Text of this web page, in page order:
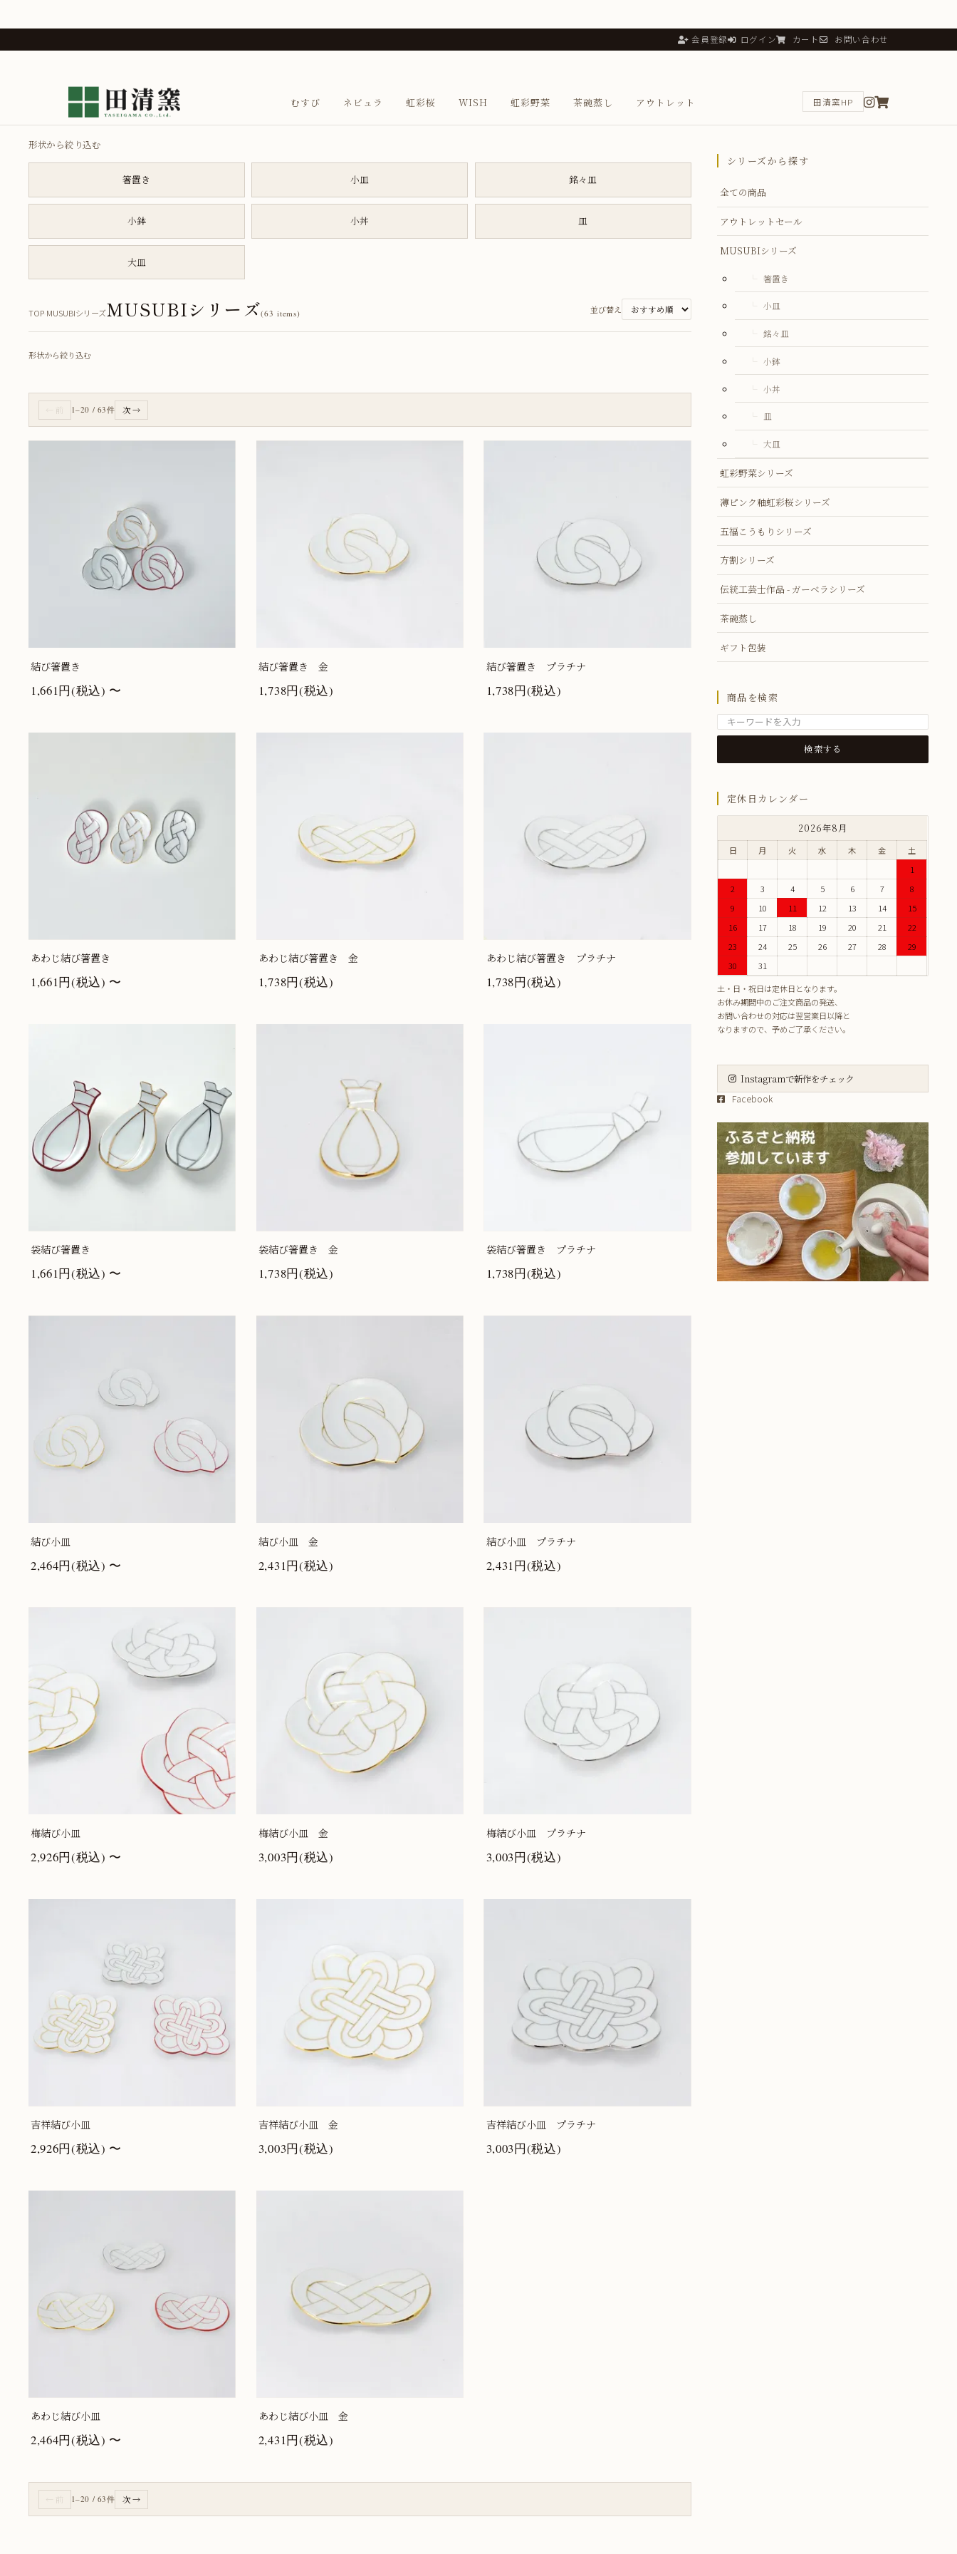
会員登録 ログイン カート お問い合わせ
むすび ネビュラ 虹彩桜 WISH 虹彩野菜 茶碗蒸し アウトレット 田清窯HP
形状から絞り込む
箸置き 小皿 銘々皿
小鉢 小丼 皿
大皿
TOP› MUSUBIシリーズMUSUBIシリーズ(63 items) 並び替え
形状から絞り込む
← 前 1–20 / 63件 次 →
結び箸置き
1,661円(税込) 〜
結び箸置き 金
1,738円(税込)
結び箸置き プラチナ
1,738円(税込)
あわじ結び箸置き
1,661円(税込) 〜
あわじ結び箸置き 金
1,738円(税込)
あわじ結び箸置き プラチナ
1,738円(税込)
袋結び箸置き
1,661円(税込) 〜
袋結び箸置き 金
1,738円(税込)
袋結び箸置き プラチナ
1,738円(税込)
結び小皿
2,464円(税込) 〜
結び小皿 金
2,431円(税込)
結び小皿 プラチナ
2,431円(税込)
梅結び小皿
2,926円(税込) 〜
梅結び小皿 金
3,003円(税込)
梅結び小皿 プラチナ
3,003円(税込)
吉祥結び小皿
2,926円(税込) 〜
吉祥結び小皿 金
3,003円(税込)
吉祥結び小皿 プラチナ
3,003円(税込)
あわじ結び小皿
2,464円(税込) 〜
あわじ結び小皿 金
2,431円(税込)
← 前 1–20 / 63件 次 →
シリーズから探す
全ての商品
アウトレットセール
MUSUBIシリーズ
箸置き
小皿
銘々皿
小鉢
小丼
皿
大皿
虹彩野菜シリーズ
薄ピンク釉虹彩桜シリーズ
五福こうもりシリーズ
方割シリーズ
伝統工芸士作品 - ガーベラシリーズ
茶碗蒸し
ギフト包装
商品を検索
定休日カレンダー
2026年8月
日 月 火 水 木 金
土
1
2
3 4 5 6 7
8
9
10 11 12 13 14
15
16
17 18 19 20 21
22
23
24 25 26 27 28
29
30
31
土・日・祝日は定休日となります。
お休み期間中のご注文商品の発送、
お問い合わせの対応は翌営業日以降と
なりますので、予めご了承ください。
Instagramで新作をチェック
Facebook